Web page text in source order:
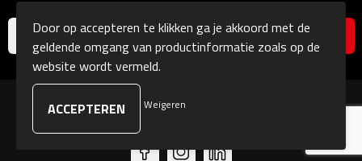
Rekenmachines
Document- & Schrijfmappen
Documentmappen
© Copyright Kranengeschenken 2026
Door op accepteren te klikken ga je akkoord met de
geldende omgang van productinformatie zoals op de
website wordt vermeld.
Weigeren